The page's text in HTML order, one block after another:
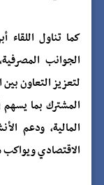
كما تناول اللقاء
الجوانب
لتعزيز التعاون
المشترك بما
المالية، ودعم
الاقتصادي ويواكب